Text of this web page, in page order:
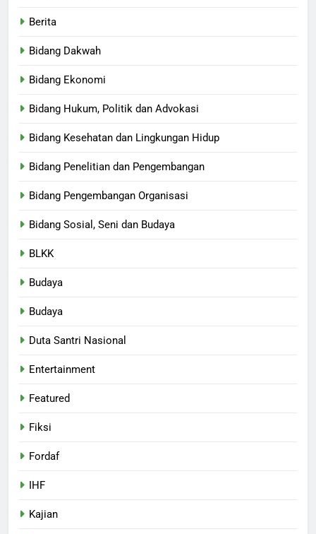
Berita
Bidang Dakwah
Bidang Ekonomi
Bidang Hukum, Politik dan Advokasi
Bidang Kesehatan dan Lingkungan Hidup
Bidang Penelitian dan Pengembangan
Bidang Pengembangan Organisasi
Bidang Sosial, Seni dan Budaya
BLKK
Budaya
Budaya
Duta Santri Nasional
Entertainment
Featured
Fiksi
Fordaf
IHF
Kajian